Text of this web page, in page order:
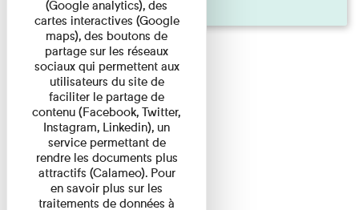
Agenda
(Google analytics), des
cartes interactives (Google
maps), des boutons de
partage sur les réseaux
sociaux qui permettent aux
utilisateurs du site de
faciliter le partage de
contenu (Facebook, Twitter,
Instagram, Linkedin), un
service permettant de
rendre les documents plus
attractifs (Calameo). Pour
en savoir plus sur les
traitements de données à